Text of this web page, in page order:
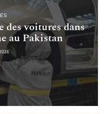
des voitures dans
au Pakistan